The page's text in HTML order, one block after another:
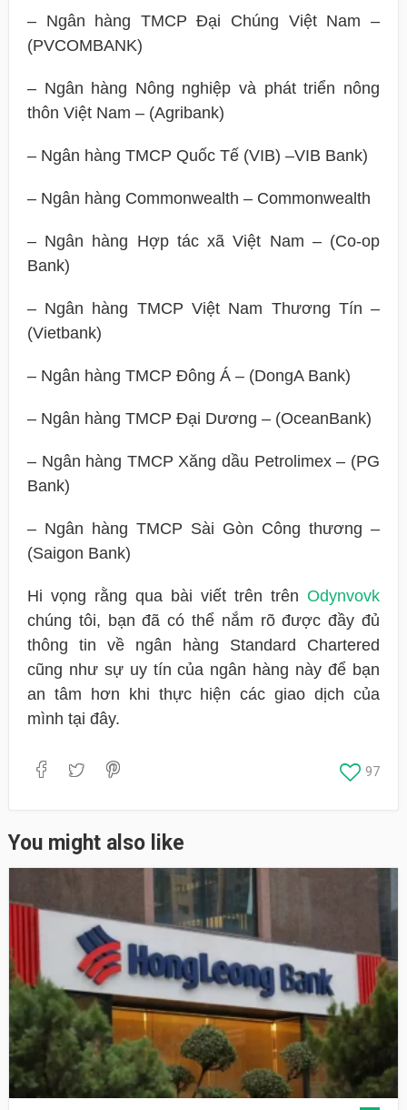
– Ngân hàng TMCP Đại Chúng Việt Nam –
(PVCOMBANK)
– Ngân hàng Nông nghiệp và phát triển nông
thôn Việt Nam – (Agribank)
– Ngân hàng TMCP Quốc Tế (VIB) –VIB Bank)
– Ngân hàng Commonwealth – Commonwealth
– Ngân hàng Hợp tác xã Việt Nam – (Co-op
Bank)
– Ngân hàng TMCP Việt Nam Thương Tín –
(Vietbank)
– Ngân hàng TMCP Đông Á – (DongA Bank)
– Ngân hàng TMCP Đại Dương – (OceanBank)
– Ngân hàng TMCP Xăng dầu Petrolimex – (PG
Bank)
– Ngân hàng TMCP Sài Gòn Công thương –
(Saigon Bank)
Hi vọng rằng qua bài viết trên trênOdynvovk
chúng tôi, bạn đã có thể nắm rõ được đầy đủ
thông tin về ngân hàng Standard Chartered
cũng như sự uy tín của ngân hàng này để bạn
an tâm hơn khi thực hiện các giao dịch của
mình tại đây.
97
You might also like